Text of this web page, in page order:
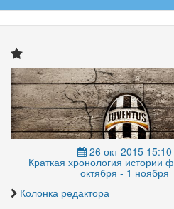
26 окт 2015 15:10
Краткая хронология истории
октября - 1 ноября
Колонка редактора